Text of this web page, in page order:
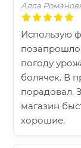
Алла
Использую
погоду
болячек. В
порадовал.
магазин
хорошие.